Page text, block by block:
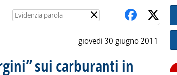
×
giovedì 30 giugno 2011
sui carburanti in